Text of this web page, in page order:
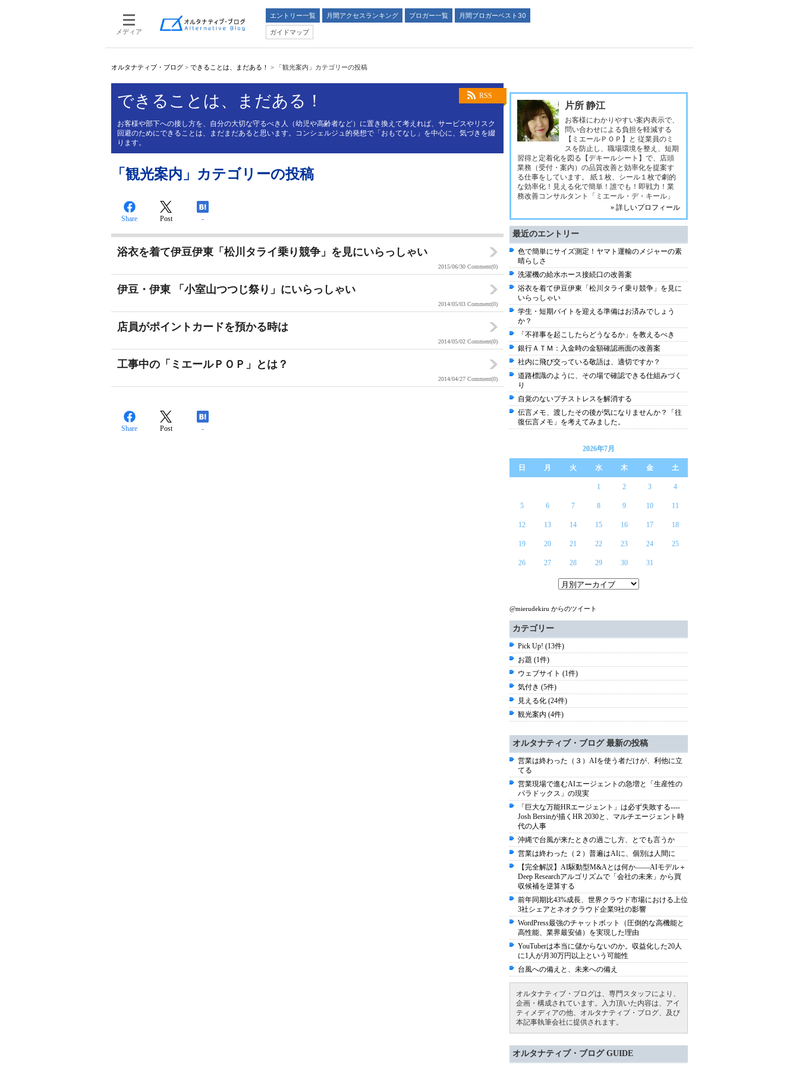
メディア
エントリー一覧 月間アクセスランキング ブロガー一覧
月間ブロガーベスト30
ガイドマップ
オルタナティブ・ブログ > できることは、まだある！ > 「観光案内」カテゴリーの投稿
RSS
できることは、まだある！
お客様や部下への接し方を、自分の大切な守るべき人（幼児や高齢者など）に置き換えて考えれば、サービスやリスク
回避のためにできることは、まだまだあると思います。コンシェルジュ的発想で「おもてなし」を中心に、気づきを綴
ります。
「観光案内」カテゴリーの投稿
Share Post -
浴衣を着て伊豆伊東「松川タライ乗り競争」を見にいらっしゃい
2015/06/30 Comment(0)
伊豆・伊東 「小室山つつじ祭り」にいらっしゃい
2014/05/03 Comment(0)
店員がポイントカードを預かる時は
2014/05/02 Comment(0)
工事中の「ミエールＰＯＰ」とは？
2014/04/27 Comment(0)
Share Post -
片所 静江
お客様にわかりやすい案内表示で、
問い合わせによる負担を軽減する
【ミエールＰＯＰ】と 従業員のミ
スを防止し、職場環境を整え、短期
習得と定着化を図る【デキールシート】で、店頭
業務（受付・案内）の品質改善と効率化を提案す
る仕事をしています。 紙１枚、シール１枚で劇的
な効率化！見える化で簡単！誰でも！即戦力！業
務改善コンサルタント「ミエール・デ・キール」
» 詳しいプロフィール
最近のエントリー
色で簡単にサイズ測定！ヤマト運輸のメジャーの素
晴らしさ
洗濯機の給水ホース接続口の改善案
浴衣を着て伊豆伊東「松川タライ乗り競争」を見に
いらっしゃい
学生・短期バイトを迎える準備はお済みでしょう
か？
「不祥事を起こしたらどうなるか」を教えるべき
銀行ＡＴＭ：入金時の金額確認画面の改善案
社内に飛び交っている敬語は、適切ですか？
道路標識のように、その場で確認できる仕組みづく
り
自覚のないプチストレスを解消する
伝言メモ、渡したその後が気になりませんか？「往
復伝言メモ」を考えてみました。
2026年7月
日 月 火 水 木 金 土
1 2 3 4
5 6 7 8 9 10 11
12 13 14 15 16 17 18
19 20 21 22 23 24 25
26 27 28 29 30 31
@mierudekiru からのツイート
カテゴリー
Pick Up! (13件)
お題 (1件)
ウェブサイト (1件)
気付き (5件)
見える化 (24件)
観光案内 (4件)
オルタナティブ・ブログ 最新の投稿
営業は終わった（３）AIを使う者だけが、利他に立
てる
営業現場で進むAIエージェントの急増と「生産性の
パラドックス」の現実
「巨大な万能HRエージェント」は必ず失敗する----
Josh Bersinが描くHR 2030と、マルチエージェント時
代の人事
沖縄で台風が来たときの過ごし方、とでも言うか
営業は終わった（２）普遍はAIに、個別は人間に
【完全解説】AI駆動型M&Aとは何か――AIモデル＋
Deep Researchアルゴリズムで「会社の未来」から買
収候補を逆算する
前年同期比43%成長、世界クラウド市場における上位
3社シェアとネオクラウド企業9社の影響
WordPress最強のチャットボット（圧倒的な高機能と
高性能、業界最安値）を実現した理由
YouTuberは本当に儲からないのか。収益化した20人
に1人が月30万円以上という可能性
台風への備えと、未来への備え
オルタナティブ・ブログは、専門スタッフにより、
企画・構成されています。入力頂いた内容は、アイ
ティメディアの他、オルタナティブ・ブログ、及び
本記事執筆会社に提供されます。
オルタナティブ・ブログ GUIDE